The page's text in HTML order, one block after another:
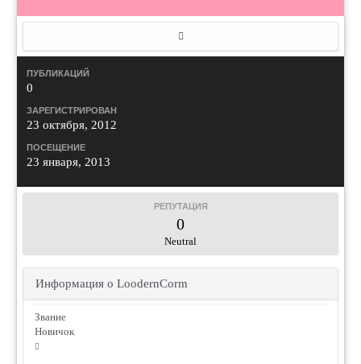
ПУБЛИКАЦИЙ
0
ЗАРЕГИСТРИРОВАН
23 октября, 2012
ПОСЕЩЕНИЕ
23 января, 2013
РЕПУТАЦИЯ
0
Neutral
Информация о LoodernCorm
Звание
Новичок